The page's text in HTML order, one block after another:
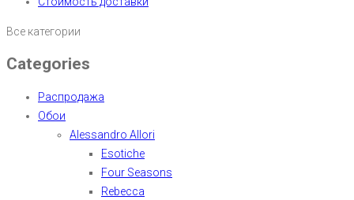
Все категории
Categories
Распродажа
Обои
Alessandro Allori
Esotiche
Four Seasons
Rebecca